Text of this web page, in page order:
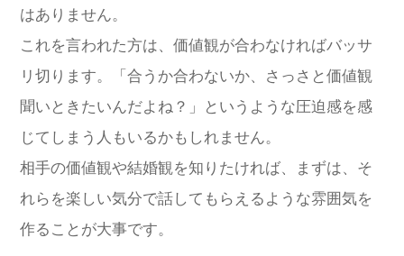
はありません。
これを言われた方は、価値観が合わなければバッサ
リ切ります。「合うか合わないか、さっさと価値観
聞いときたいんだよね？」というような圧迫感を感
じてしまう人もいるかもしれません。
相手の価値観や結婚観を知りたければ、まずは、そ
れらを楽しい気分で話してもらえるような雰囲気を
作ることが大事です。